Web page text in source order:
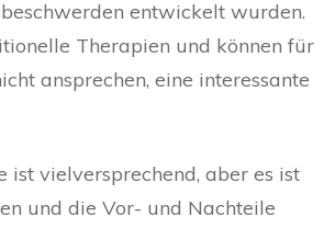
entwickelt wurden.
Therapien und können für
ansprechen, eine interessante
vielversprechend, aber es ist
und die Vor- und Nachteile